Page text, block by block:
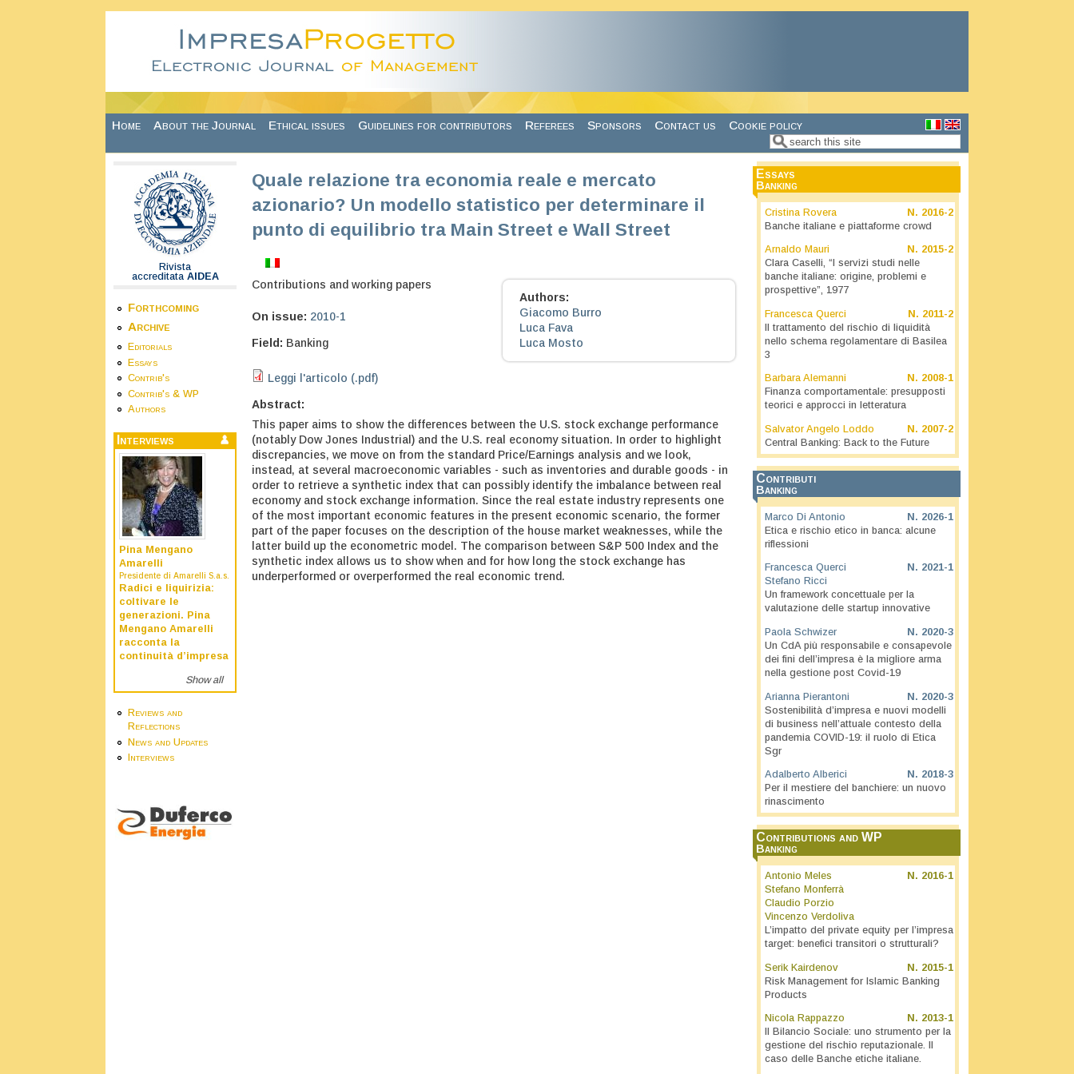
Home About the Journal Ethical issues Guidelines for contributors Referees Sponsors Contact us Cookie policy
Search form
Search
Rivista
accreditata AIDEA
Forthcoming
Archive
Editorials
Essays
Contrib's
Contrib's & WP
Authors
Interviews
Pina Mengano
Amarelli
Presidente di Amarelli S.a.s.
Radici e liquirizia:
coltivare le
generazioni. Pina
Mengano Amarelli
racconta la
continuità d’impresa
Show all
Reviews and
Reflections
News and Updates
Interviews
Quale relazione tra economia reale e mercato
azionario? Un modello statistico per determinare il
punto di equilibrio tra Main Street e Wall Street
Contributions and working papers
On issue: 2010-1
Field: Banking
Authors:
Giacomo Burro
Luca Fava
Luca Mosto
Leggi l'articolo (.pdf)
Abstract:
This paper aims to show the differences between the U.S. stock exchange performance
(notably Dow Jones Industrial) and the U.S. real economy situation. In order to highlight
discrepancies, we move on from the standard Price/Earnings analysis and we look,
instead, at several macroeconomic variables - such as inventories and durable goods - in
order to retrieve a synthetic index that can possibly identify the imbalance between real
economy and stock exchange information. Since the real estate industry represents one
of the most important economic features in the present economic scenario, the former
part of the paper focuses on the description of the house market weaknesses, while the
latter build up the econometric model. The comparison between S&P 500 Index and the
synthetic index allows us to show when and for how long the stock exchange has
underperformed or overperformed the real economic trend.
Essays
Banking
N. 2016-2
Cristina Rovera
Banche italiane e piattaforme crowd
N. 2015-2
Arnaldo Mauri
Clara Caselli, “I servizi studi nelle
banche italiane: origine, problemi e
prospettive”, 1977
N. 2011-2
Francesca Querci
Il trattamento del rischio di liquidità
nello schema regolamentare di Basilea
3
N. 2008-1
Barbara Alemanni
Finanza comportamentale: presupposti
teorici e approcci in letteratura
N. 2007-2
Salvator Angelo Loddo
Central Banking: Back to the Future
Contributi
Banking
N. 2026-1
Marco Di Antonio
Etica e rischio etico in banca: alcune
riflessioni
N. 2021-1
Francesca Querci
Stefano Ricci
Un framework concettuale per la
valutazione delle startup innovative
N. 2020-3
Paola Schwizer
Un CdA più responsabile e consapevole
dei fini dell’impresa è la migliore arma
nella gestione post Covid-19
N. 2020-3
Arianna Pierantoni
Sostenibilità d’impresa e nuovi modelli
di business nell’attuale contesto della
pandemia COVID-19: il ruolo di Etica
Sgr
N. 2018-3
Adalberto Alberici
Per il mestiere del banchiere: un nuovo
rinascimento
Contributions and WP
Banking
N. 2016-1
Antonio Meles
Stefano Monferrà
Claudio Porzio
Vincenzo Verdoliva
L’impatto del private equity per l’impresa
target: benefici transitori o strutturali?
N. 2015-1
Serik Kairdenov
Risk Management for Islamic Banking
Products
N. 2013-1
Nicola Rappazzo
Il Bilancio Sociale: uno strumento per la
gestione del rischio reputazionale. Il
caso delle Banche etiche italiane.